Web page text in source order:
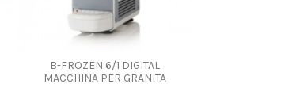
B-FROZEN 6/1 DIGITAL
MACCHINA PER GRANITA